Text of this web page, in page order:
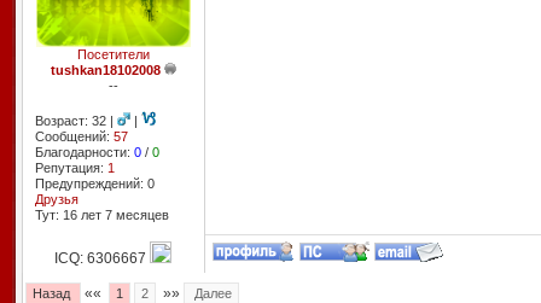
Посетители
tushkan18102008
--
Возраст: 32 |
|
Сообщений: 57
Благодарности: 0/ 0
Репутация: 1
Предупреждений: 0
Друзья
Тут: 16 лет 7 месяцев
ICQ: 6306667
Назад «« 1 2 »» Далее